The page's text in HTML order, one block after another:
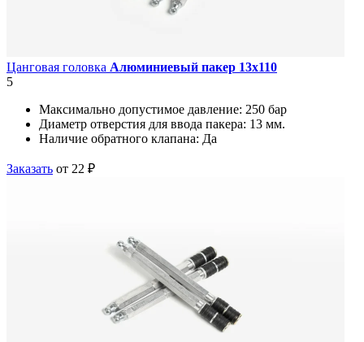
Цанговая головка Алюминиевый пакер 13х110
5
Максимально допустимое давление: 250 бар
Диаметр отверстия для ввода пакера: 13 мм.
Наличие обратного клапана: Да
Заказать от 22 ₽